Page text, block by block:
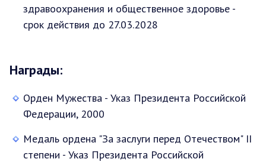
здравоохранения и общественное здоровье -
срок действия до 27.03.2028
Награды:
Орден Мужества - Указ Президента Российской
Федерации, 2000
Медаль ордена "За заслуги перед Отечеством" II
степени - Указ Президента Российской